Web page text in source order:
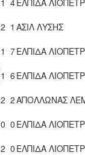
2 1 ΑΣΙΛ ΛΥΣΗΣ
1 7ΕΛΠΙΔΑ
1 6 ΕΛΠΙΔΑ
2 2ΑΠΟΛΛΩΝΑΣ
0 0 ΕΛΠΙΔΑ
2 0 ΕΛΠΙΔΑ